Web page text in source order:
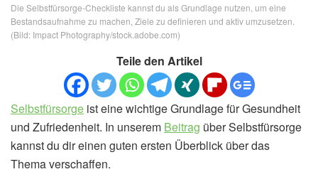
Die Selbstfürsorge-Checkliste kannst du als Grundlage nutzen, um eine
Bestandsaufnahme zu machen, Ziele zu definieren und aktiv umzusetzen.
(Bild: Impact Photography/stock.adobe.com)
Teile den Artikel
Selbstfürsorge ist eine wichtige Grundlage für Gesundheit
und Zufriedenheit. In unserem Beitrag über Selbstfürsorge
kannst du dir einen guten ersten Überblick über das
Thema verschaffen.